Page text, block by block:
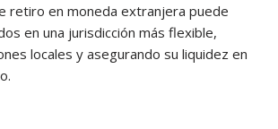
retiro en moneda extranjera puede
en una jurisdicción más flexible,
locales y asegurando su liquidez en